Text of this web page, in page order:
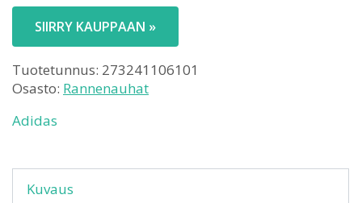
SIIRRY KAUPPAAN »
Tuotetunnus: 273241106101
Osasto: Rannenauhat
Adidas
Kuvaus